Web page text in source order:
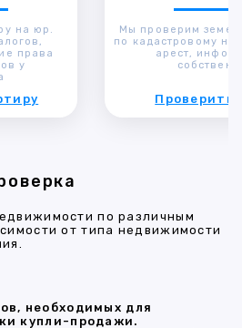
на юр.
права
у
Мы проверим
по кадастровому
арест,
Проверить
по различным
от типа недвижимости
необходимых для
купли-продажи.